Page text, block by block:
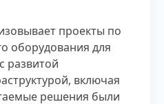
проекты по
оборудования для
развитой
включая
решения были